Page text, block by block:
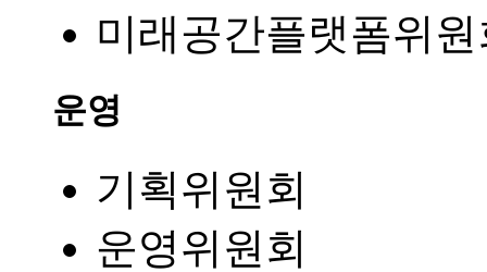
미래공간플랫폼위원
운영
기획위원회
운영위원회